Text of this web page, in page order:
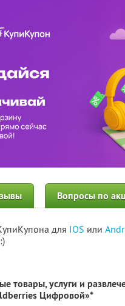
Вопросы по
для IOS или
товары, услуги и
Цифровой»*